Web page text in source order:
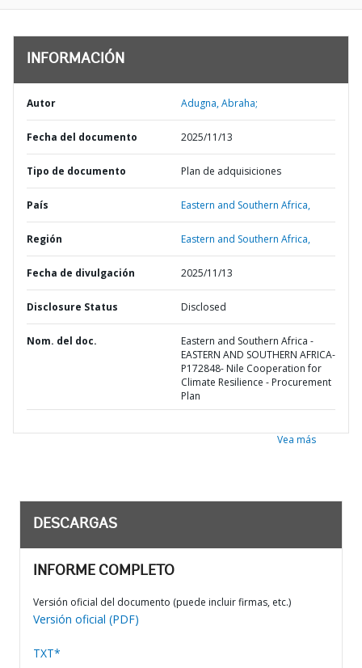
INFORMACIÓN
Autor Adugna, Abraha;
Fecha del documento 2025/11/13
Tipo de documento Plan de adquisiciones
País Eastern and Southern Africa,
Región Eastern and Southern Africa,
Fecha de divulgación 2025/11/13
Disclosure Status Disclosed
Nom. del doc.
Eastern and Southern Africa -
EASTERN AND SOUTHERN AFRICA-
P172848- Nile Cooperation for
Climate Resilience - Procurement
Plan
Vea más
DESCARGAS
INFORME COMPLETO
Versión oficial del documento (puede incluir firmas, etc.)
Versión oficial (PDF)
TXT*